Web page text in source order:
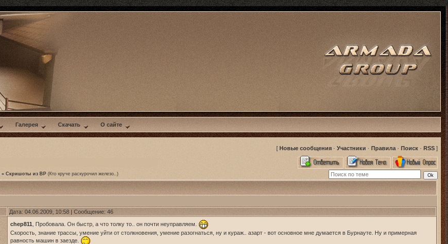
Галерея Скачать О сайте
[ Новые сообщения · Участники · Правила · Поиск · RSS ]
» Скришоты из BP (Кто круче раскурочил железо..)
Дата: 04.06.2009, 10:58 | Сообщение: 46
chep811 , Пробовала. Он быстр, а что толку то.. он почти неуправляем.
Скорость, знание трассы, умение уйти от столкновения, умение разогнаться, ну и кураж.. азарт - вот основное мне думается в Бурнауте. Ну и примерная
равность машин в заезде.